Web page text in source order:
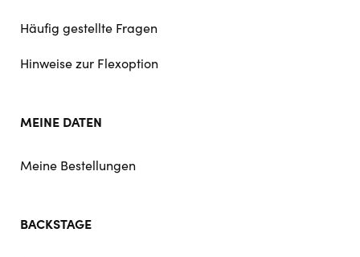
Häufig gestellte Fragen
Hinweise zur Flexoption
MEINE DATEN
Meine Bestellungen
BACKSTAGE